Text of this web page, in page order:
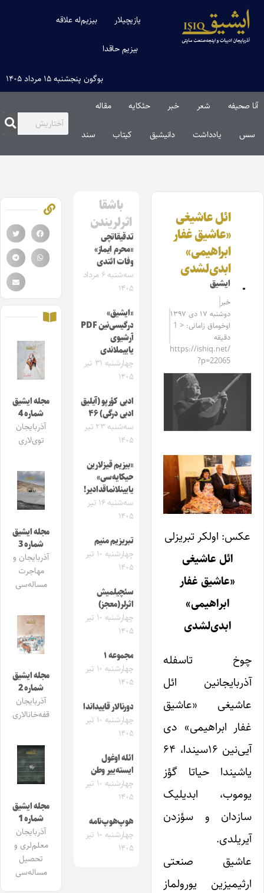
یازیچیلار بیزیم‌له علاقه
بیزیم حاقدا
بوگون پنجشنبه ۱۵ مرداد ۱۴۰۵
آنا صحیفه شعر خبر حئکایه مقاله‌
سس یادداشت دانیشیق کیتاب سند
ائل عاشیغی
«عاشیق غفار
ابراهیمی»
ابدی‌لشدی
ایشیق
خبر
دوشنبه ۱۷ دی ۱۳۹۷
اوخوماق زامانی: < 1
دقیقه
https://ishiq.net/
?p=22065
عکس: اولکر تبریزلی
ائل عاشیغی
«عاشیق غفار
ابراهیمی»
ابدی‌لشدی
چوخ تاسفله
آذربایجانین ائل
عاشیغی «عاشیق
غفار ابراهیمی» دی
آیی‌نین ۱۶سیندا، ۶۴
یاشیندا حیاتا گؤز
یوموب، ابدیلیک
سازدان و سؤزدن
آیریلدی.
عاشیق صنعتی
ارثیمیزین یورولماز
باشقا
اثرلریندن
تدقیقاتچی
«محرم ایماز»
وفات ائتدی
سه‌شنبه ۶ مرداد
۱۴۰۵
«ایشیق»
درگیسی‌نین PDF
آرشیوی
یاییملاندی
چهارشنبه ۳۱ تیر
۱۴۰۵
ادبی کؤرپو (آیلیق
ادبی درگی) ۴۶
سه‌شنبه ۲۳ تیر
۱۴۰۵
«بیزیم قیزلارین
حیکایه‌سی»
یایینلانماقدادیر!
سه‌شنبه ۱۶ تیر
۱۴۰۵
تبریزیم منیم
چهارشنبه ۱۰ تیر
۱۴۰۵
سئچیلمیش
اثرلر(معجز)
چهارشنبه ۱۰ تیر
۱۴۰۵
مجموعه ۱
چهارشنبه ۱۰ تیر
۱۴۰۵
دورنالار قاییداندا
چهارشنبه ۱۰ تیر
۱۴۰۵
ائله اوغول
ایسته‌ییر وطن
چهارشنبه ۱۰ تیر
۱۴۰۵
هوپ‌هوپ‌نامه
چهارشنبه ۱۰ تیر
۱۴۰۵
مجله ایشیق
شماره 4
آذربایجان
توی‌لاری
مجله ایشیق
شماره 3
آذربایجان و
مهاجرت
مساله‌سی
مجله ایشیق
شماره 2
آذربایجان
قفه‌خانالاری
مجله ایشیق
شماره 1
آذربایجان
معلم‌لری و
تحصیل
مساله‌سی